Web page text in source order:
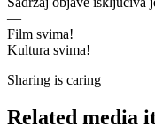
—
Film svima!
Kultura svima!
Sharing is caring
Related media